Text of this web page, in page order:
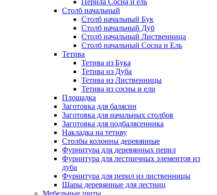
Перила Сосна и ель
Столб начальный
Столб начальный Бук
Столб начальный Дуб
Столб начальный Лиственница
Столб начальный Сосна и Ель
Тетива
Тетива из Бука
Тетива из Дуба
Тетива из Лиственницы
Тетива из сосны и ели
Площадка
Заготовка для балясин
Заготовка для начальных столбов
Заготовка для подбалясенника
Накладка на тетиву
Столбы колонны деревянные
Фурнитура для деревянных перил
Фурнитура для лестничных элементов из
дуба
Фурнитура для перил из лиственницы
Шары деревянные для лестниц
Мебельные щиты